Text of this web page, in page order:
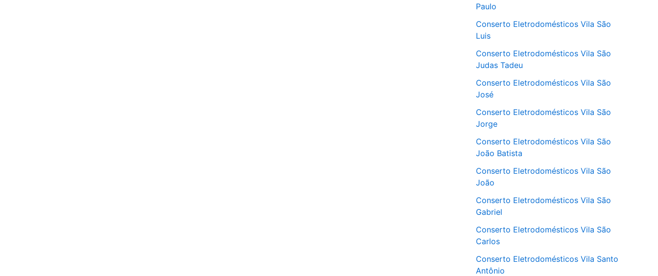
Paulo
Conserto Eletrodomésticos Vila São
Luis
Conserto Eletrodomésticos Vila São
Judas Tadeu
Conserto Eletrodomésticos Vila São
José
Conserto Eletrodomésticos Vila São
Jorge
Conserto Eletrodomésticos Vila São
João Batista
Conserto Eletrodomésticos Vila São
João
Conserto Eletrodomésticos Vila São
Gabriel
Conserto Eletrodomésticos Vila São
Carlos
Conserto Eletrodomésticos Vila Santo
Antônio